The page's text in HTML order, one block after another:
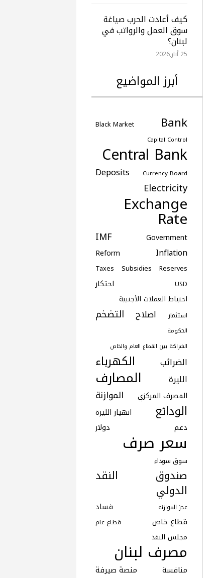
كيف أعادت الحرب صياغة
سوق العمل والرواتب في
لبنان؟
25 أيار,2026
أبرز المواضيع
Bank
Black Market
Capital Control
Central Bank
Currency Board
Deposits
Electricity
Exchange
Rate
Government
IMF
Inflation
Reform
Reserves
Subsidies
Taxes
USD احتكار
احتياط العملات الأجنبية
استثمار اصلاح التضخم
الحكومة
الشراكة بين القطاع العام والخاص
الضرائب الكهرباء
الليرة المصارف
المصرف المركزي الموازنة
الودائع
انهيار الليرة
دعم
دولار
سعر صرف
سوق سوداء
صندوق النقد
الدولي
عجز الموازنة
فساد
قطاع خاص
قطاع عام
مجلس النقد
مصرف لبنان
منافسة منصة صيرفة